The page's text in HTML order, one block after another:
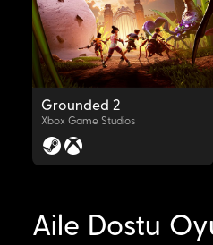
OYNAT
Grounded 2
Xbox Game Studios
Aile Dostu